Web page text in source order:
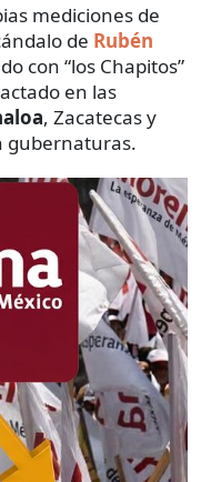
mediciones de
de Rubén
con “los Chapitos”
en las
, Zacatecas y
gubernaturas.